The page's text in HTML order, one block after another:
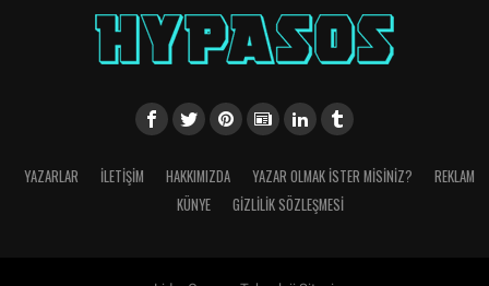
YAZARLAR İLETIŞIM HAKKIMIZDA YAZAR OLMAK İSTER MISINIZ?
REKLAM
KÜNYE
GIZLILIK SÖZLEŞMESI